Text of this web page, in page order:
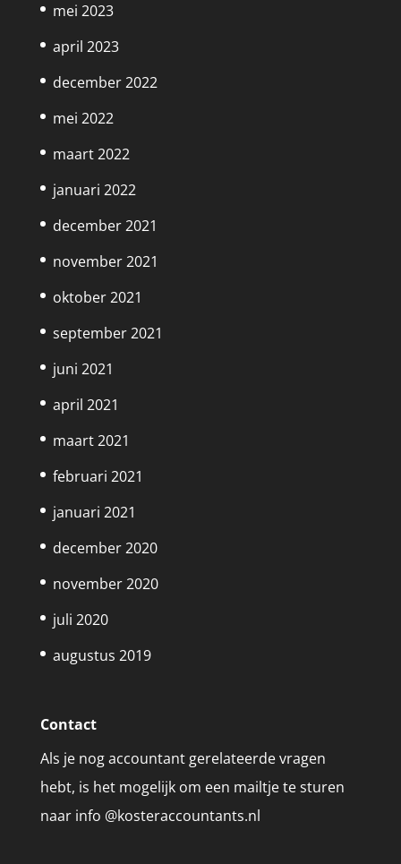
mei 2023
april 2023
december 2022
mei 2022
maart 2022
januari 2022
december 2021
november 2021
oktober 2021
september 2021
juni 2021
april 2021
maart 2021
februari 2021
januari 2021
december 2020
november 2020
juli 2020
augustus 2019
Contact
Als je nog accountant gerelateerde vragen
hebt, is het mogelijk om een mailtje te sturen
naar info @kosteraccountants.nl